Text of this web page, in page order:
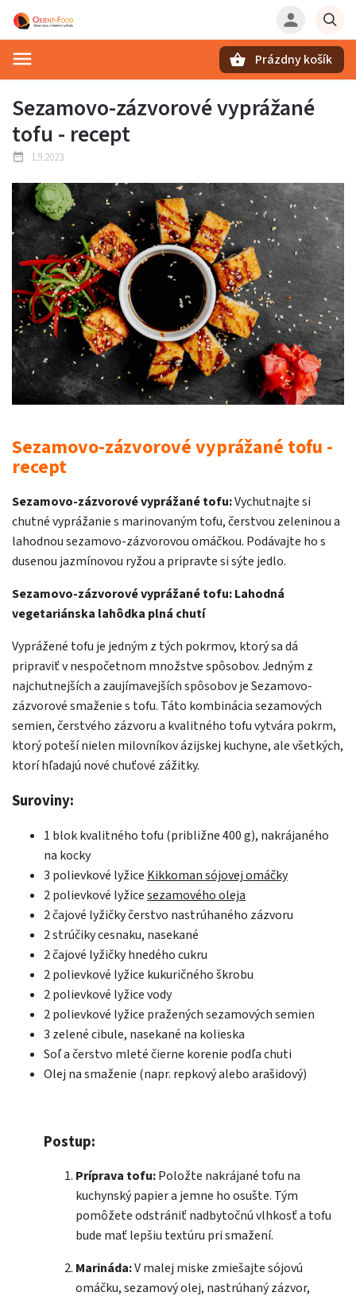
Prázdny košík
Sezamovo-zázvorové vyprážané
tofu - recept
1.9.2023
Sezamovo-zázvorové vyprážané tofu -
recept
Sezamovo-zázvorové vyprážané tofu:Vychutnajte si
chutné vyprážanie s marinovaným tofu, čerstvou zeleninou a
lahodnou sezamovo-zázvorovou omáčkou. Podávajte ho s
dusenou jazmínovou ryžou a pripravte si sýte jedlo.
Sezamovo-zázvorové vyprážané tofu: Lahodná
vegetariánska lahôdka plná chutí
Vyprážené tofu je jedným z tých pokrmov, ktorý sa dá
pripraviť v nespočetnom množstve spôsobov. Jedným z
najchutnejších a zaujímavejších spôsobov je Sezamovo-
zázvorové smaženie s tofu. Táto kombinácia sezamových
semien, čerstvého zázvoru a kvalitného tofu vytvára pokrm,
ktorý poteší nielen milovníkov ázijskej kuchyne, ale všetkých,
ktorí hľadajú nové chuťové zážitky.
Suroviny:
1 blok kvalitného tofu (približne 400 g), nakrájaného
na kocky
3 polievkové lyžice Kikkoman sójovej omáčky
2 polievkové lyžicesezamového oleja
2 čajové lyžičky čerstvo nastrúhaného zázvoru
2 strúčiky cesnaku, nasekané
2 čajové lyžičky hnedého cukru
2 polievkové lyžice kukuričného škrobu
2 polievkové lyžice vody
2 polievkové lyžice pražených sezamových semien
3 zelené cibule, nasekané na kolieska
Soľ a čerstvo mleté čierne korenie podľa chuti
Olej na smaženie (napr. repkový alebo arašidový)
Postup:
Príprava tofu:Položte nakrájané tofu na
kuchynský papier a jemne ho osušte. Tým
pomôžete odstrániť nadbytočnú vlhkosť a tofu
bude mať lepšiu textúru pri smažení.
Marináda:V malej miske zmiešajte sójovú
omáčku, sezamový olej, nastrúhaný zázvor,